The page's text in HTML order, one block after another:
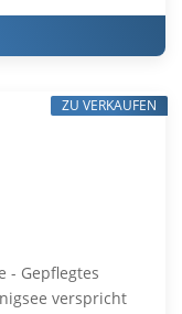
- Gepflegtes
verspricht
ZU VERKAUFEN